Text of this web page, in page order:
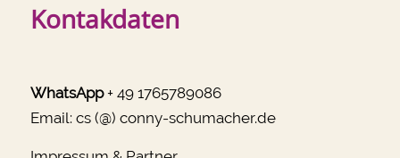
Kontakdaten
WhatsApp+ 49 1765789086
Email: cs (@) conny-schumacher.de